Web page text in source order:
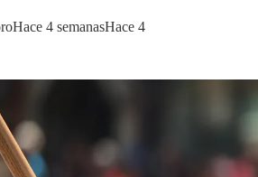
Hace 4 semanasHace 4